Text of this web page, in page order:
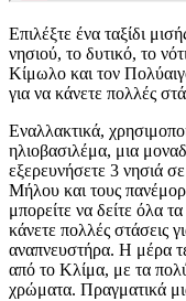
Επιλέξτε ένα ταξίδι
νησιού, το δυτικό, το
Κίμωλο και τον
για να κάνετε πολλές
Εναλλακτικά,
ηλιοβασιλέμα, μια
εξερευνήσετε 3 νησιά
Μήλου και τους
μπορείτε να δείτε όλα
κάνετε πολλές στάσεις
αναπνευστήρα. Η μέρα
από το Κλίμα, με τα
χρώματα. Πραγματικά